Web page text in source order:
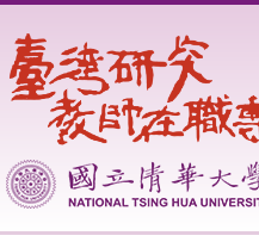
到
主
要
區